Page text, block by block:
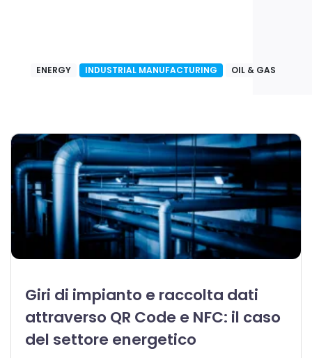
ENERGY INDUSTRIAL MANUFACTURING OIL & GAS
Giri di impianto e raccolta dati
attraverso QR Code e NFC: il caso
del settore energetico